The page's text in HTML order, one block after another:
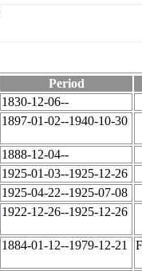
Period
1830-12-06--
1897-01-02--1940-10-30
1888-12-04--
1925-01-03--1925-12-26
1925-04-22--1925-07-08
1922-12-26--1925-12-26
1884-01-12--1979-12-21